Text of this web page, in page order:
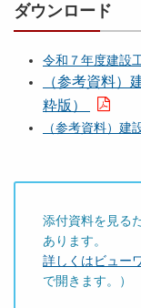
ダウンロード
令和７年度建設
（参考資料）
粋版）
（参考資料）建
添付資料を見る
あります。
詳しくはビュー
で開きます。）